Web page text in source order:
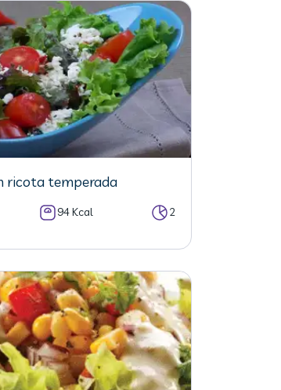
ricota temperada
94 Kcal 2